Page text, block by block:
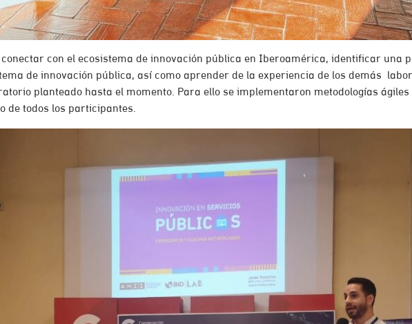
conectar con el ecosistema de innovación pública en Iberoamérica, identificar una
de innovación pública, así como aprender de la experiencia de los demás
planteado hasta el momento. Para ello se implementaron metodologías
de todos los participantes.